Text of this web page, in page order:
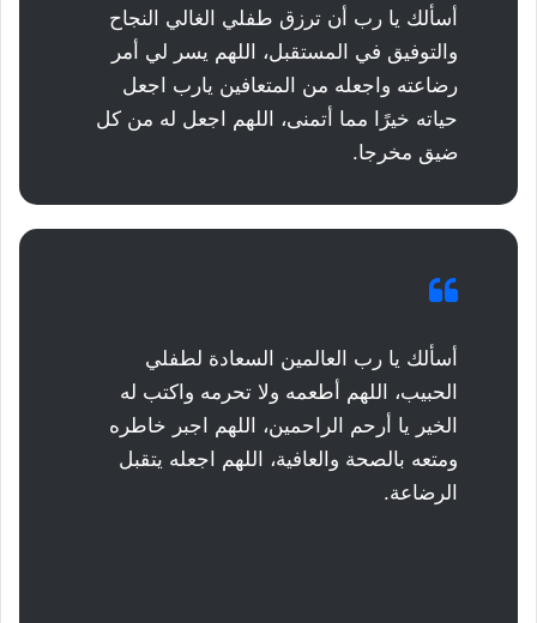
أسألك يا رب أن ترزق طفلي الغالي النجاح
والتوفيق في المستقبل، اللهم يسر لي أمر
رضاعته واجعله من المتعافين يارب اجعل
حياته خيرًا مما أتمنى، اللهم اجعل له من كل
ضيق مخرجا.
أسألك يا رب العالمين السعادة لطفلي
الحبيب، اللهم أطعمه ولا تحرمه واكتب له
الخير يا أرحم الراحمين، اللهم اجبر خاطره
ومتعه بالصحة والعافية، اللهم اجعله يتقبل
الرضاعة.